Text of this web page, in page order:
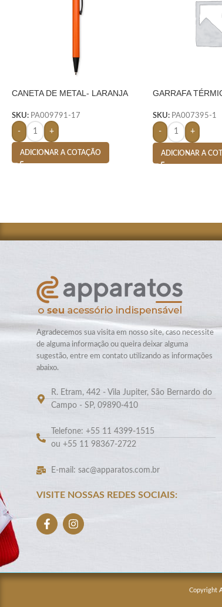
CANETA DE METAL- LARANJA
SKU: PA009791-17
- +
ADICIONAR A COTAÇÃO
GARRAFA
SKU: PA007395-1
- +
ADICIONAR A
Agradecemos sua visita em nosso site, caso necessite
de alguma informação ou queira deixar alguma
sugestão, entre em contato utilizando as informações
abaixo.
R. Etram, 442 - Vila Jupiter, São Bernardo do
Campo - SP, 09890-410
Telefone: +55 11 4399-1515
ou +55 11 98367-2722
E-mail: sac@apparatos.com.br
VISITE NOSSAS REDES SOCIAIS:
Copyright